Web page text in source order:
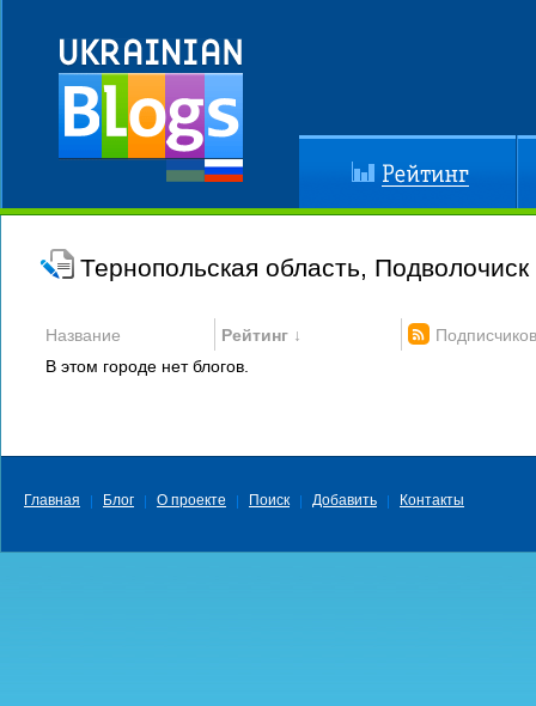
Рейтинг
Тернопольская область, Подволочиск
Название Рейтинг ↓
Подписчиков
В этом городе нет блогов.
Главная Блог О проекте Поиск Добавить Контакты